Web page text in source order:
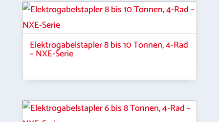
Elektrogabelstapler 8 bis 10 Tonnen, 4-Rad
– NXE-Serie